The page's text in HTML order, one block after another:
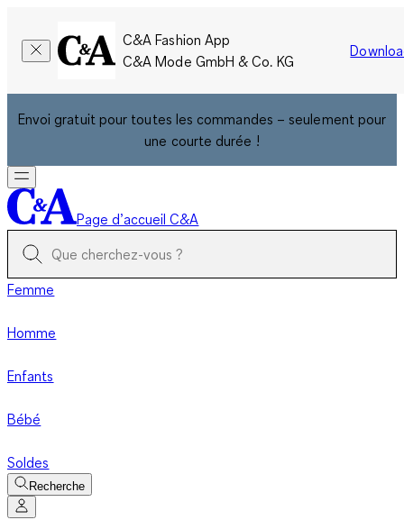
C&A Fashion App
C&A Mode GmbH & Co. KG
Envoi gratuit pour toutes les commandes – seulement pour
une courte durée !
Page d’accueil C&A
Femme
Homme
Enfants
Bébé
Soldes
Recherche